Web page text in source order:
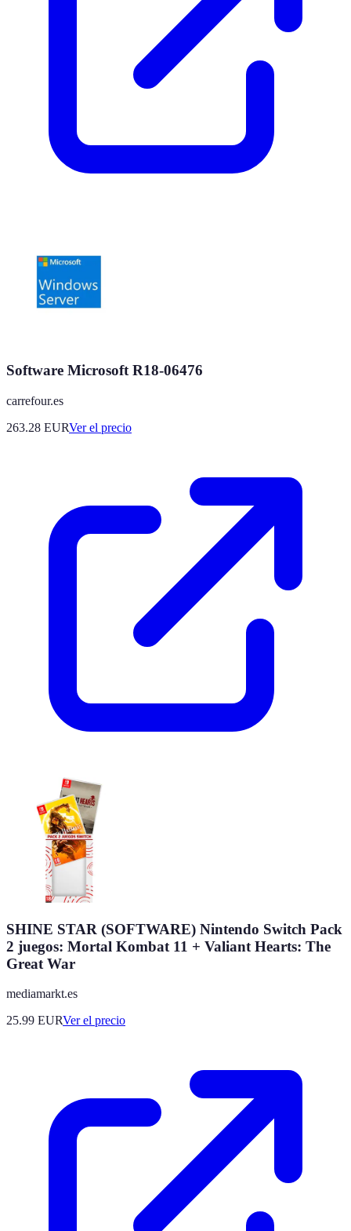
Software Microsoft R18-06476
carrefour.es
263.28 EURVer el precio
SHINE STAR (SOFTWARE) Nintendo Switch Pack
2 juegos: Mortal Kombat 11 + Valiant Hearts: The
Great War
mediamarkt.es
25.99 EURVer el precio